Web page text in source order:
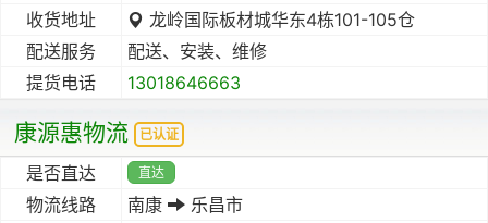
收货地址
龙岭国际板材城华东4栋101-105仓
配送服务
配送、安装、维修
提货电话
13018646663
康源惠物流 已认证
是否直达 直达
物流线路 南康
乐昌市